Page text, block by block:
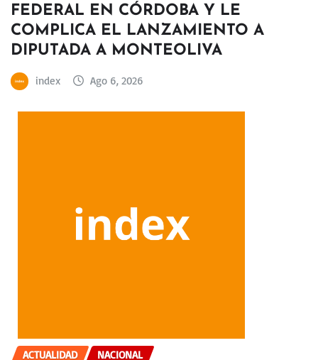
FEDERAL EN CÓRDOBA Y LE
COMPLICA EL LANZAMIENTO A
DIPUTADA A MONTEOLIVA
index Ago 6, 2026
ACTUALIDAD NACIONAL